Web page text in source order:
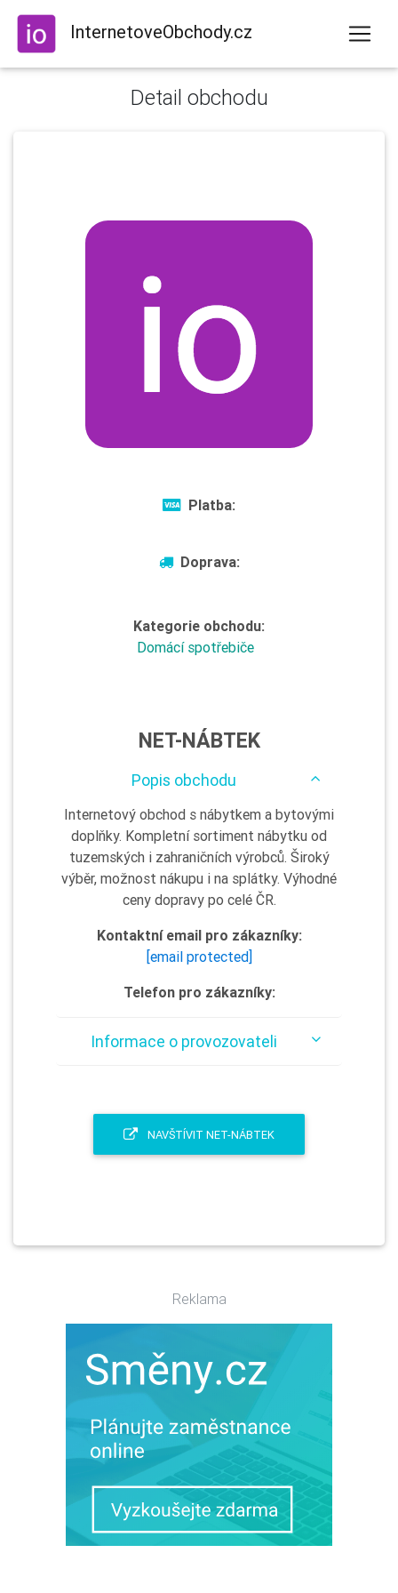
InternetoveObchody.cz
Detail obchodu
Platba:
Doprava:
Kategorie obchodu:
Domácí spotřebiče
NET-NÁBTEK
Popis obchodu
Internetový obchod s nábytkem a bytovými
doplňky. Kompletní sortiment nábytku od
tuzemských i zahraničních výrobců. Široký
výběr, možnost nákupu i na splátky. Výhodné
ceny dopravy po celé ČR.
Kontaktní email pro zákazníky:
[email protected]
Telefon pro zákazníky:
Informace o provozovateli
NAVŠTÍVIT NET-NÁBTEK
Reklama